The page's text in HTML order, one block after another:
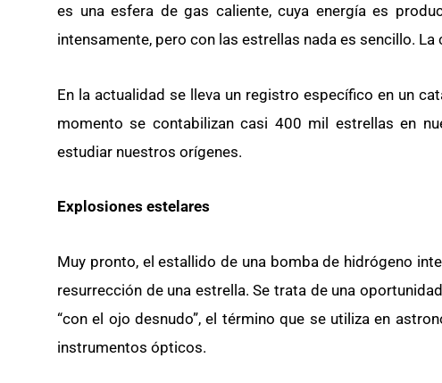
es una esfera de gas caliente, cuya energía es
intensamente, pero con las estrellas nada es sencillo.
En la actualidad se lleva un registro específico en un
momento se contabilizan casi 400 mil estrellas en
estudiar nuestros orígenes.
Explosiones estelares
Muy pronto, el estallido de una bomba de hidrógeno
resurrección de una estrella. Se trata de una
“con el ojo desnudo”, el término que se utiliza en
instrumentos ópticos.